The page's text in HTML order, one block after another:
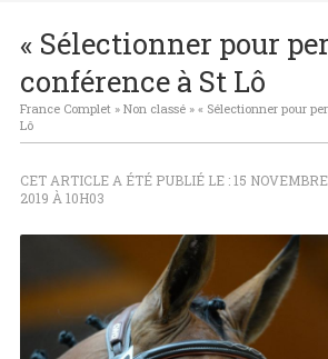
indoor reviennent le 23 Janvier 2027 !
« Sélectionner pour
conférence à St Lô
France Complet» Non classé» « Sélectionner pour
Lô
CET ARTICLE A ÉTÉ PUBLIÉ LE : 15 NOVEMBRE
2019 À 10H03